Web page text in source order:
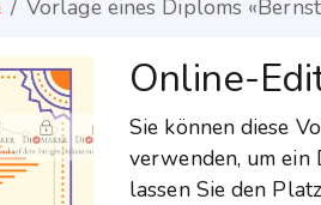
Vorlage eines Diploms
Online-
Sie können diese
verwenden, um
lassen Sie den